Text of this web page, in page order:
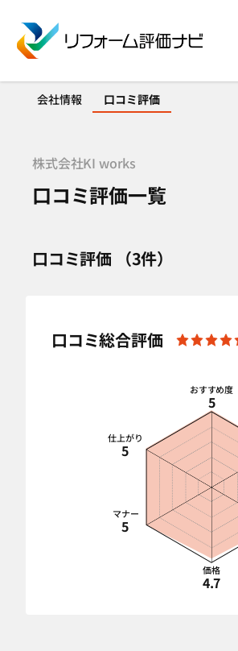
会社情報 口コミ評価
株式会社KI works
口コミ評価一覧
口コミ評価 （3件）
口コミ総合評価
おすすめ度
5
価格
4.7
マナー
5
仕上がり
5